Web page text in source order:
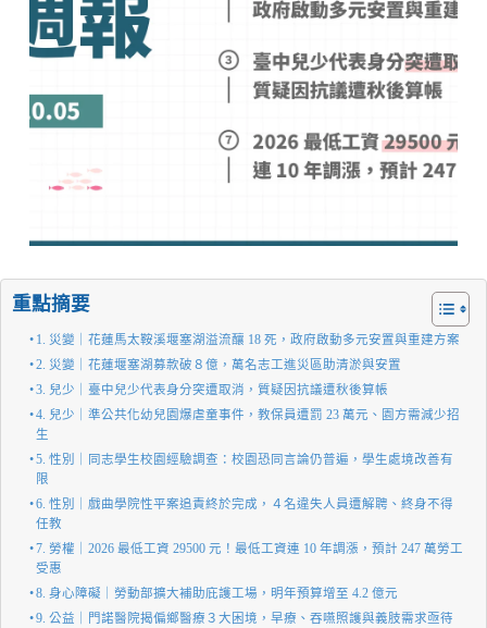
重點摘要
1. 災變｜花蓮馬太鞍溪堰塞湖溢流釀 18 死，政府啟動多元安置與重建方案
2. 災變｜花蓮堰塞湖募款破８億，萬名志工進災區助清淤與安置
3. 兒少｜臺中兒少代表身分突遭取消，質疑因抗議遭秋後算帳
4. 兒少｜準公共化幼兒園爆虐童事件，教保員遭罰 23 萬元、園方需減少招
生
5. 性別｜同志學生校園經驗調查：校園恐同言論仍普遍，學生處境改善有
限
6. 性別｜戲曲學院性平案追責終於完成，４名違失人員遭解聘、終身不得
任教
7. 勞權｜2026 最低工資 29500 元！最低工資連 10 年調漲，預計 247 萬勞工
受惠
8. 身心障礙｜勞動部擴大補助庇護工場，明年預算增至 4.2 億元
9. 公益｜門諾醫院揭偏鄉醫療３大困境，早療、吞嚥照護與義肢需求亟待